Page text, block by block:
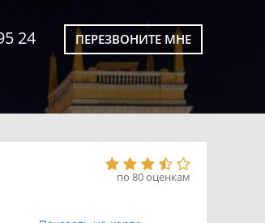
24 ПЕРЕЗВОНИТЕ МНЕ
по 80 оценкам